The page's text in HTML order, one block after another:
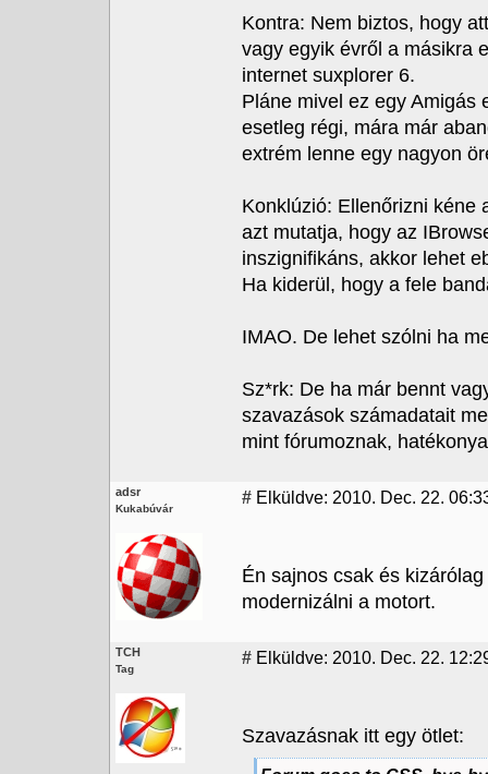
Kontra: Nem biztos, hogy
vagy egyik évről a másikra
internet suxplorer 6.
Pláne mivel ez egy Amigás
esetleg régi, mára már
extrém lenne egy nagyon
Konklúzió: Ellenőrizni kéne
azt mutatja, hogy az
inszignifikáns, akkor lehet
Ha kiderül, hogy a fele
IMAO. De lehet szólni ha
Sz*rk: De ha már bennt
szavazások számadatait
mint fórumoznak,
adsr
Kukabúvár
# Elküldve: 2010. Dec. 22.
Én sajnos csak és
modernizálni a motort.
TCH
Tag
# Elküldve: 2010. Dec. 22.
Szavazásnak itt egy ötlet: